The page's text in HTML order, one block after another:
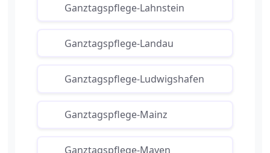
Ganztagspflege-Lahnstein
Ganztagspflege-Landau
Ganztagspflege-Ludwigshafen
Ganztagspflege-Mainz
Ganztagspflege-Mayen